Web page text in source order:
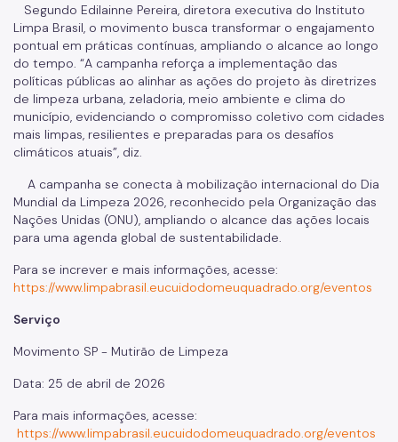
Segundo Edilainne Pereira, diretora executiva do Instituto
Limpa Brasil, o movimento busca transformar o engajamento
pontual em práticas contínuas, ampliando o alcance ao longo
do tempo. “A campanha reforça a implementação das
políticas públicas ao alinhar as ações do projeto às diretrizes
de limpeza urbana, zeladoria, meio ambiente e clima do
município, evidenciando o compromisso coletivo com cidades
mais limpas, resilientes e preparadas para os desafios
climáticos atuais”, diz.
A campanha se conecta à mobilização internacional do Dia
Mundial da Limpeza 2026, reconhecido pela Organização das
Nações Unidas (ONU), ampliando o alcance das ações locais
para uma agenda global de sustentabilidade.
Para se increver e mais informações, acesse:
https://www.limpabrasil.eucuidodomeuquadrado.org/eventos
Serviço
Movimento SP - Mutirão de Limpeza
Data: 25 de abril de 2026
Para mais informações, acesse:
https://www.limpabrasil.eucuidodomeuquadrado.org/eventos